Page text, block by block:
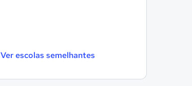
Ver escolas semelhantes